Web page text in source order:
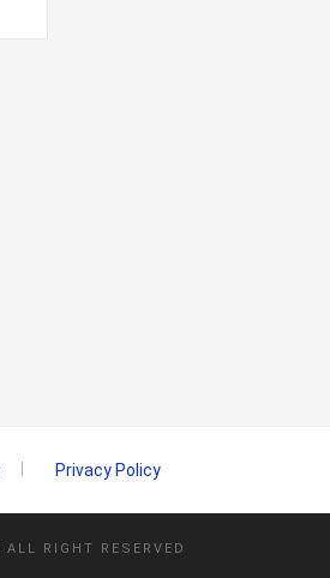
Privacy Policy
ALL RIGHT RESERVED